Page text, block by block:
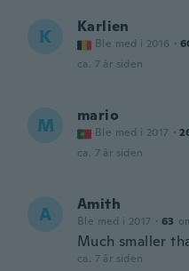
K Karlien
Ble med i 2016 ·
ca. 7 år siden
M mario
Ble med i 2017 ·
ca. 7 år siden
A Amith
Ble med i 2017 · 63
Much smaller
ca. 7 år siden